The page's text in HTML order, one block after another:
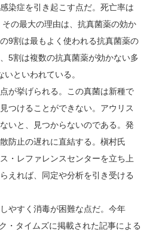
染症を引き起こす点だ。死亡率は
の最大の理由は、抗真菌薬の効か
9割は最もよく使われる抗真菌薬の
5割は複数の抗真菌薬が効かない多
といわれている。
が挙げられる。この真菌は新種で
つけることができない。アウリス
いと、見つからないのである。発
防止の遅れに直結する。槇村氏
・レファレンスセンターを立ち上
えれば、同定や分析を引き受ける
やすく消毒が困難な点だ。今年
・タイムズに掲載された記事による